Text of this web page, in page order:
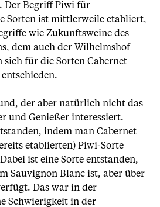
Der Begriff Piwi für
Sorten ist mittlerweile etabliert,
wie Zukunftsweine des
dem auch der Wilhelmshof
sich für die Sorten Cabernet
der aber natürlich nicht das
und Genießer interessiert.
indem man Cabernet
etablierten) Piwi-Sorte
ist eine Sorte entstanden,
Sauvignon Blanc ist, aber über
Das war in der
Schwierigkeit in der